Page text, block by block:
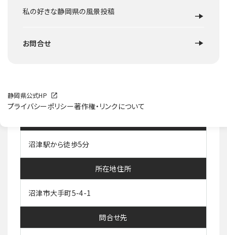
私の好きな静岡県の風景投稿
お問合せ
静岡県公式HP
プライバシーポリシー著作権・リンクについて
動力２００Ｖも使えるので、照明機材も対応が可能です。
前職でロケ対応が多かったため、ロケハン対応、深夜対応、早
ちなみに、ロケ時のお食事・打ち上げもモチロン行います。
to/tennai/#ac_photo
沼津駅から徒歩5分
所在地住所
沼津市大手町5-4-1
問合せ先